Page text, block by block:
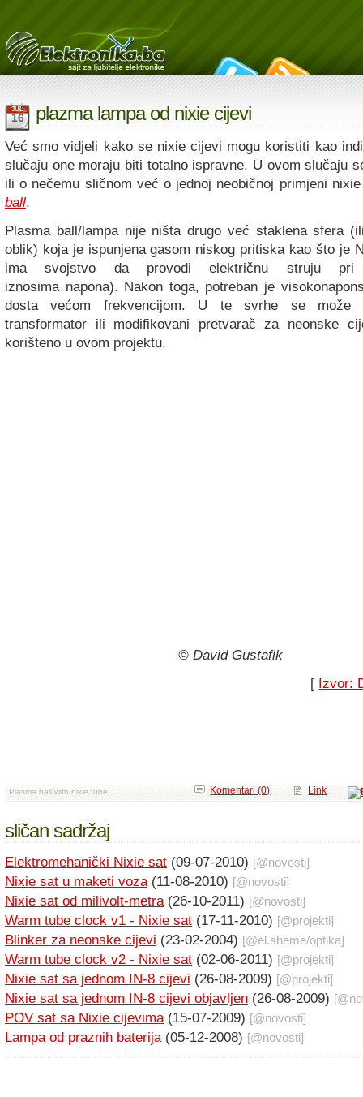
JUL
16 plazma lampa od nixie cijevi
Već smo vidjeli kako se nixie cijevi mogu koristiti kao
slučaju one moraju biti totalno ispravne. U ovom slučaju
ili o nečemu sličnom već o jednoj neobičnoj primjeni
ball.
Plasma ball/lampa nije ništa drugo već staklena sfera
oblik) koja je ispunjena gasom niskog pritiska kao što je
ima svojstvo da provodi električnu struju pri
iznosima napona). Nakon toga, potreban je
dosta većom frekvencijom. U te svrhe se može
transformator ili modifikovani pretvarač za neonske
korišteno u ovom projektu.
© David Gustafik
[ Izvor:
Plasma ball with nixie tube Link
Komentari (0)
sličan sadržaj
Elektromehanički Nixie sat (09-07-2010) [@novosti]
Nixie sat u maketi voza(11-08-2010) [@novosti]
Nixie sat od milivolt-metra(26-10-2011) [@novosti]
Warm tube clock v1 - Nixie sat (17-11-2010) [@projekti]
Blinker za neonske cijevi (23-02-2004) [@el.sheme/optika]
Warm tube clock v2 - Nixie sat (02-06-2011) [@projekti]
Nixie sat sa jednom IN-8 cijevi (26-08-2009) [@projekti]
Nixie sat sa jednom IN-8 cijevi objavljen (26-08-2009) [@
POV sat sa Nixie cijevima(15-07-2009) [@novosti]
Lampa od praznih baterija(05-12-2008) [@novosti]